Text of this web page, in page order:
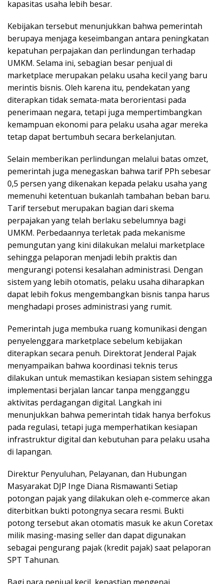
kapasitas usaha lebih besar.
Kebijakan tersebut menunjukkan bahwa pemerintah
berupaya menjaga keseimbangan antara peningkatan
kepatuhan perpajakan dan perlindungan terhadap
UMKM. Selama ini, sebagian besar penjual di
marketplace merupakan pelaku usaha kecil yang baru
merintis bisnis. Oleh karena itu, pendekatan yang
diterapkan tidak semata-mata berorientasi pada
penerimaan negara, tetapi juga mempertimbangkan
kemampuan ekonomi para pelaku usaha agar mereka
tetap dapat bertumbuh secara berkelanjutan.
Selain memberikan perlindungan melalui batas omzet,
pemerintah juga menegaskan bahwa tarif PPh sebesar
0,5 persen yang dikenakan kepada pelaku usaha yang
memenuhi ketentuan bukanlah tambahan beban baru.
Tarif tersebut merupakan bagian dari skema
perpajakan yang telah berlaku sebelumnya bagi
UMKM. Perbedaannya terletak pada mekanisme
pemungutan yang kini dilakukan melalui marketplace
sehingga pelaporan menjadi lebih praktis dan
mengurangi potensi kesalahan administrasi. Dengan
sistem yang lebih otomatis, pelaku usaha diharapkan
dapat lebih fokus mengembangkan bisnis tanpa harus
menghadapi proses administrasi yang rumit.
Pemerintah juga membuka ruang komunikasi dengan
penyelenggara marketplace sebelum kebijakan
diterapkan secara penuh. Direktorat Jenderal Pajak
menyampaikan bahwa koordinasi teknis terus
dilakukan untuk memastikan kesiapan sistem sehingga
implementasi berjalan lancar tanpa mengganggu
aktivitas perdagangan digital. Langkah ini
menunjukkan bahwa pemerintah tidak hanya berfokus
pada regulasi, tetapi juga memperhatikan kesiapan
infrastruktur digital dan kebutuhan para pelaku usaha
di lapangan.
Direktur Penyuluhan, Pelayanan, dan Hubungan
Masyarakat DJP Inge Diana Rismawanti Setiap
potongan pajak yang dilakukan oleh e-commerce akan
diterbitkan bukti potongnya secara resmi. Bukti
potong tersebut akan otomatis masuk ke akun Coretax
milik masing-masing seller dan dapat digunakan
sebagai pengurang pajak (kredit pajak) saat pelaporan
SPT Tahunan.